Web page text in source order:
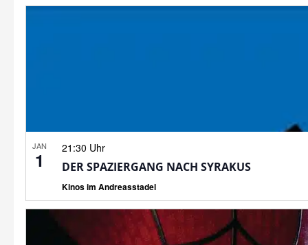
JAN
1
21:30 Uhr
DER SPAZIERGANG NACH SYRAKUS
Kinos im Andreasstadel